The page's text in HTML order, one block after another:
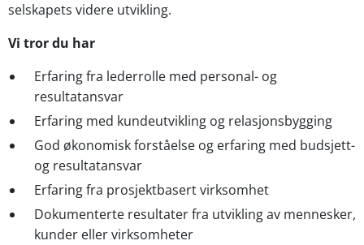
selskapets videre utvikling.
Vi tror du har
Erfaring fra lederrolle med personal- og
resultatansvar
Erfaring med kundeutvikling og relasjonsbygging
God økonomisk forståelse og erfaring med budsjett-
og resultatansvar
Erfaring fra prosjektbasert virksomhet
Dokumenterte resultater fra utvikling av mennesker,
kunder eller virksomheter